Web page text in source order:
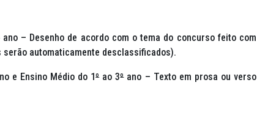
ano – Desenho de acordo com o tema do concurso feito com
automaticamente desclassificados).
e Ensino Médio do 1ºao 3ºano – Texto em prosa ou verso